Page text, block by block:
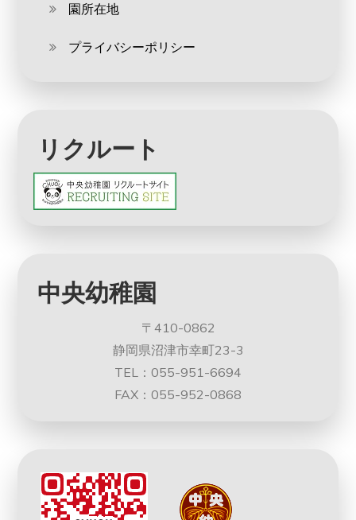
園所在地
プライバシーポリシー
リクルート
中央幼稚園
〒410-0862
静岡県沼津市幸町23-3
TEL：055-951-6694
FAX：055-952-0868